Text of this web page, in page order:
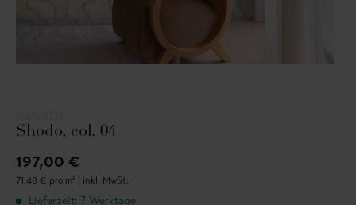
Shodo, col. 04
197,00 €
71,48 € pro m² | inkl. MwSt.
Lieferzeit: 7 Werktage